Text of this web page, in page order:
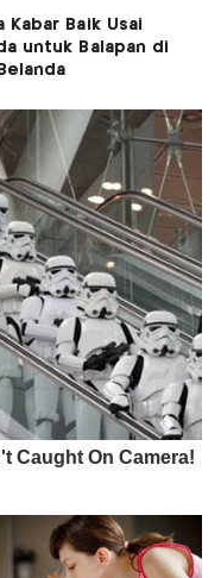
Kabar Baik Usai
untuk Balapan di